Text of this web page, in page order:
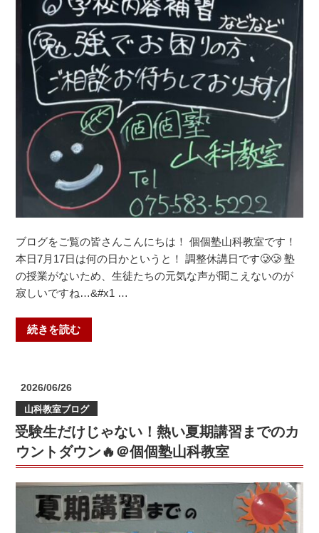
ブログをご覧の皆さんこんにちは！ 個個塾山科教室です！
本日7月17日は何の日かというと！ 調整休講日です🥲🥲 塾
の授業がないため、生徒たちの元気な声が聞こえないのが
寂しいですね…&#x1 …
“夏
期
個
個
塾
山
科
教
室”
続きを読む
投
日:
2026/06/26
山科教室ブログ
受験生だけじゃない！熱い夏期講習までのカ
ウントダウン🔥＠個個塾山科教室